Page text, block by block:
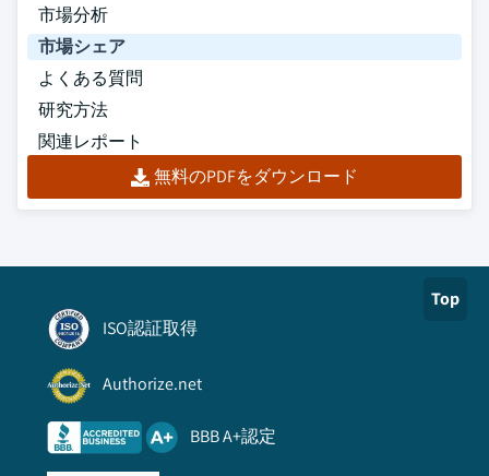
市場分析
市場シェア
よくある質問
研究方法
関連レポート
無料のPDFをダウンロード
Top
ISO認証取得
Authorize.net
BBB A+認定